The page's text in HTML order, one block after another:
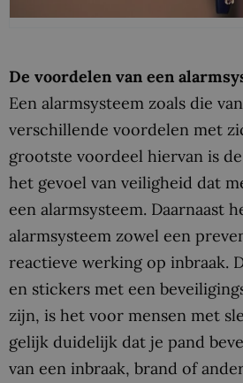
De voordelen van een
Een alarmsysteem zoals die
verschillende voordelen met
grootste voordeel hiervan is
het gevoel van veiligheid dat
een alarmsysteem. Daarnaast
alarmsysteem zowel een
reactieve werking op inbraak.
en stickers met een
zijn, is het voor mensen met
gelijk duidelijk dat je pand
van een inbraak, brand of